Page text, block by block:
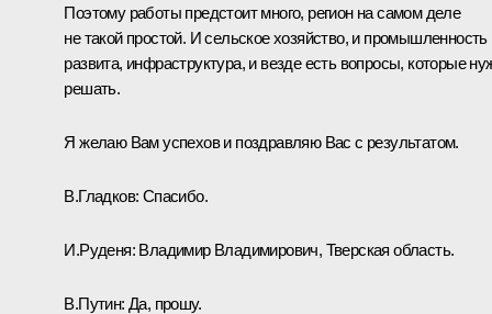
Поэтому работы предстоит много, регион на самом деле
не такой простой. И сельское хозяйство, и промышленность
развита, инфраструктура, и везде есть вопросы, которые
решать.
Я желаю Вам успехов и поздравляю Вас с результатом.
В.Гладков: Спасибо.
И.Руденя: Владимир Владимирович, Тверская область.
В.Путин: Да, прошу.